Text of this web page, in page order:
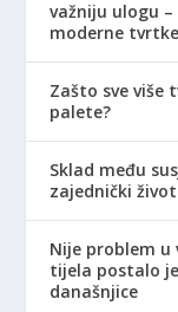
važniju ulogu
moderne tvrtke
Zašto sve više
palete?
Sklad među
zajednički život
Nije problem u
tijela postalo
današnjice